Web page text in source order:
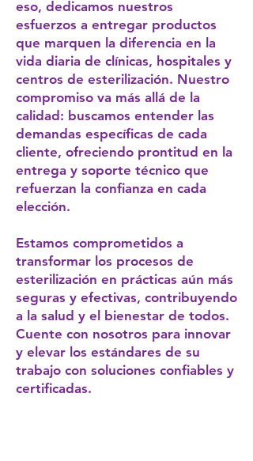
eso, dedicamos nuestros
esfuerzos a entregar productos
que marquen la diferencia en la
vida diaria de clínicas, hospitales y
centros de esterilización. Nuestro
compromiso va más allá de la
calidad: buscamos entender las
demandas específicas de cada
cliente, ofreciendo prontitud en la
entrega y soporte técnico que
refuerzan la confianza en cada
elección.
Estamos comprometidos a
transformar los procesos de
esterilización en prácticas aún más
seguras y efectivas, contribuyendo
a la salud y el bienestar de todos.
Cuente con nosotros para innovar
y elevar los estándares de su
trabajo con soluciones confiables y
certificadas.